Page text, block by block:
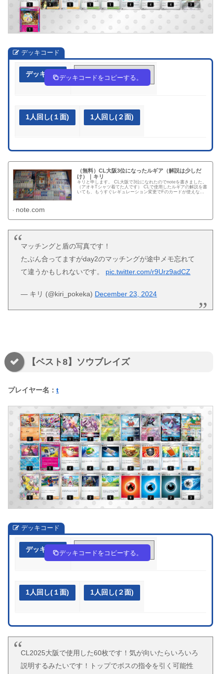
デッキコード
デッキ作成 fVwkd5-StC3VL-kkFVkF
デッキコードをコピーする。
1人回し(１面) 1人回し(２面)
（無料）CL大阪3位になったルギア（解説は少しだ
け）｜キリ
キリと申します。 CL大阪で3位になれたのでnoteを書きました。
（アオキTシャツ着てた人です） CLで使用したルギアの解説を書
いても、もうすぐレギュレーション変更でFのカードが使えなく
note.com
マッチングと盾の写真です！
たぶん合ってますがday2のマッチングが途中メモ忘れて
て違うかもしれないです。 pic.twitter.com/r9Urz9adCZ
— キリ (@kiri_pokeka) December 23, 2024
【ベスト8】ソウブレイズ
プレイヤー名： t
デッキコード
デッキ作成 nnnHgn-p7UHvd-gH6LLN
デッキコードをコピーする。
1人回し(１面) 1人回し(２面)
CL2025大阪で使用した60枚です！気が向いたらいろいろ
説明するみたいです！トップでボスの指令を引く可能性